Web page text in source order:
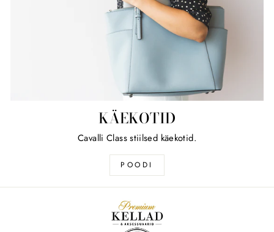
KÄEKOTID
Cavalli Class stiilsed käekotid.
POODI